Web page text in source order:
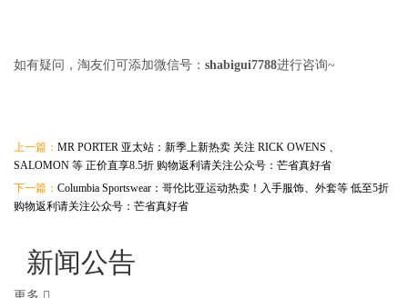
如有疑问，淘友们可添加微信号： shabigui7788进行咨询~
上一篇： MR PORTER 亚太站：新季上新热卖 关注 RICK OWENS 、
SALOMON 等 正价直享8.5折 购物返利请关注公众号：芒省真好省
下一篇： Columbia Sportswear：哥伦比亚运动热卖！入手服饰、外套等 低至5折
购物返利请关注公众号：芒省真好省
新闻公告